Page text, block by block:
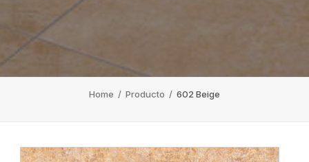
Home / Producto / 602 Beige